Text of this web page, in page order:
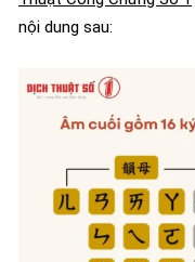
nội dung sau: